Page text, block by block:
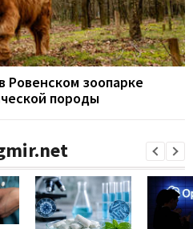
Ровенском зоопарке
породы